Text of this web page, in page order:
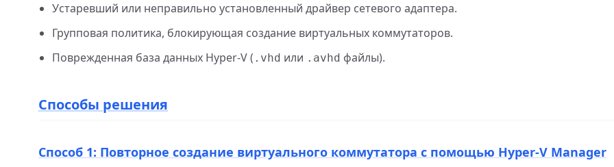
Устаревший или неправильно установленный драйвер сетевого адаптера.
Групповая политика, блокирующая создание виртуальных коммутаторов.
Поврежденная база данных Hyper‑V ( .vhd или .avhd файлы).
Способы решения
Способ 1: Повторное создание виртуального коммутатора с помощью Hyper‑V Manager